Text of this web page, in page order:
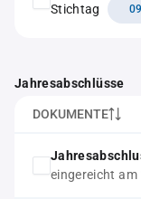
Stichtag
Jahresabschlüsse
DOKUMENTE
eingereicht